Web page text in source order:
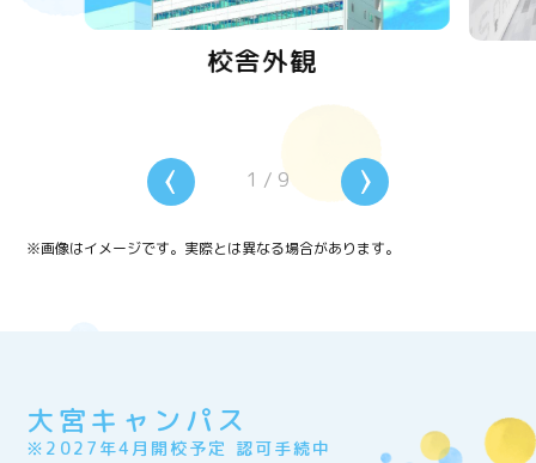
校舎外観
1 / 9
※画像はイメージです。実際とは異なる場合があります。
大宮キャンパス
※2027年4月開校予定 認可手続中